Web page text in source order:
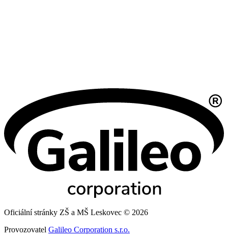
Oficiální stránky ZŠ a MŠ Leskovec © 2026
Provozovatel Galileo Corporation s.r.o.